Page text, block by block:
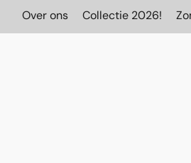
Over ons Collectie 2026!